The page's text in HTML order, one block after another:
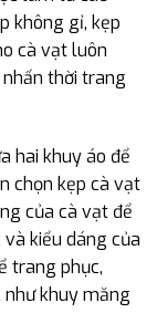
không gỉ, kẹp
cà vạt luôn
thời trang
hai khuy áo để
chọn kẹp cà vạt
của cà vạt để
kiểu dáng của
trang phục,
như khuy măng